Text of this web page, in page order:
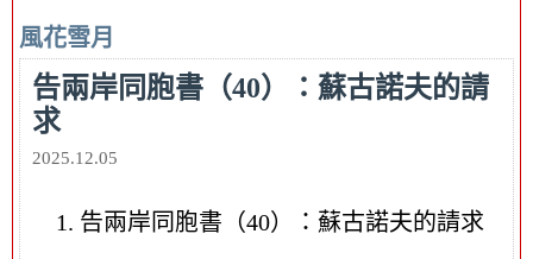
風花雪月
告兩岸同胞書（40）：蘇古諾夫的請
求
2025.12.05
告兩岸同胞書（40）：蘇古諾夫的請求